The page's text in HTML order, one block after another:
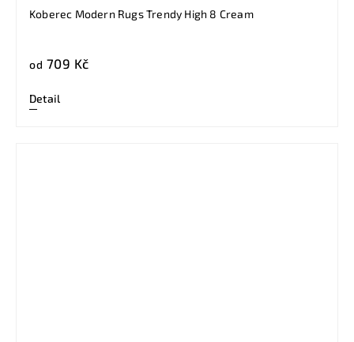
Koberec Modern Rugs Trendy High 8 Cream
od 709 Kč
Detail